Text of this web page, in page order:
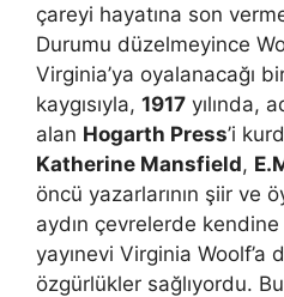
çareyi hayatına son
Durumu düzelmeyince
Virginia’ya oyalanacağı
kaygısıyla, 1917 yılında,
alan Hogarth Press’i
Katherine Mansfield,
öncü yazarlarının şiir ve
aydın çevrelerde
yayınevi Virginia
özgürlükler sağlıyordu.